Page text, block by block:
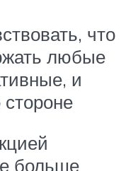
что
любые
и
стороне
больше